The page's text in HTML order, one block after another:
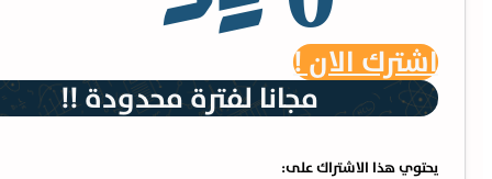
اشترك الان !
مجانا لفترة محدودة !!
يحتوي هذا الاشتراك على: